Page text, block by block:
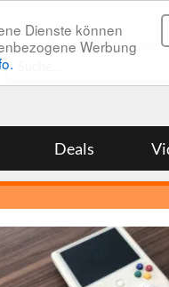
Dienste können
Werbung
Deals